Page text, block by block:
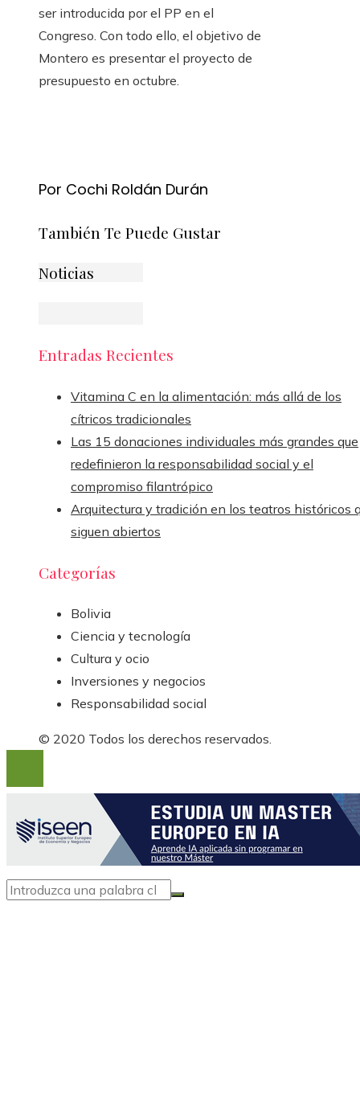
ser introducida por el PP en el
Congreso. Con todo ello, el objetivo de
Montero es presentar el proyecto de
presupuesto en octubre.
Por Cochi Roldán Durán
También Te Puede Gustar
Noticias
Entradas Recientes
Vitamina C en la alimentación: más allá de los
cítricos tradicionales
Las 15 donaciones individuales más grandes que
redefinieron la responsabilidad social y el
compromiso filantrópico
Arquitectura y tradición en los teatros históricos
siguen abiertos
Categorías
Bolivia
Ciencia y tecnología
Cultura y ocio
Inversiones y negocios
Responsabilidad social
© 2020 Todos los derechos reservados.